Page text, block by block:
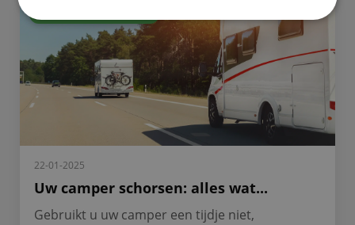
22-01-2025
Uw camper schorsen: alles wat...
Gebruikt u uw camper een tijdje niet,